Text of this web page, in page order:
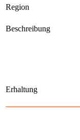
Region
Beschreibung
Erhaltung